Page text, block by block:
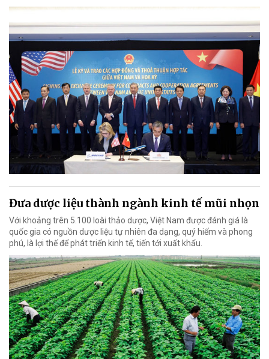
Đưa dược liệu thành ngành kinh tế mũi nhọn
Với khoảng trên 5.100 loài thảo dược, Việt Nam được đánh giá là
quốc gia có nguồn dược liệu tự nhiên đa dạng, quý hiếm và phong
phú, là lợi thế để phát triển kinh tế, tiến tới xuất khẩu.